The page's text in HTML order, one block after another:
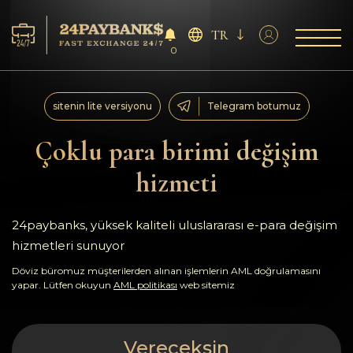
Servisler
Rezervler
Geri bildirimler
Kurallar
0
TR
Çoklu para birimi değişim
hizmeti
sitenin lite versiyonu Telegram botumuz
24paybanks, yüksek kaliteli uluslararası e-para değişim
hizmetleri sunuyor
Döviz büromuz müşterilerden alınan işlemlerin AML doğrulamasını
yapar. Lütfen okuyun AML politikası web sitemiz
Vereceksin